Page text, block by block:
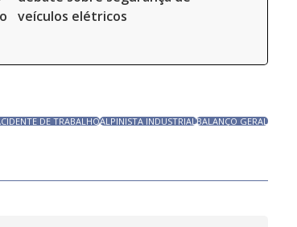
veículos elétricos
DE TRABALHOALPINISTA INDUSTRIALBALANÇO GERAL